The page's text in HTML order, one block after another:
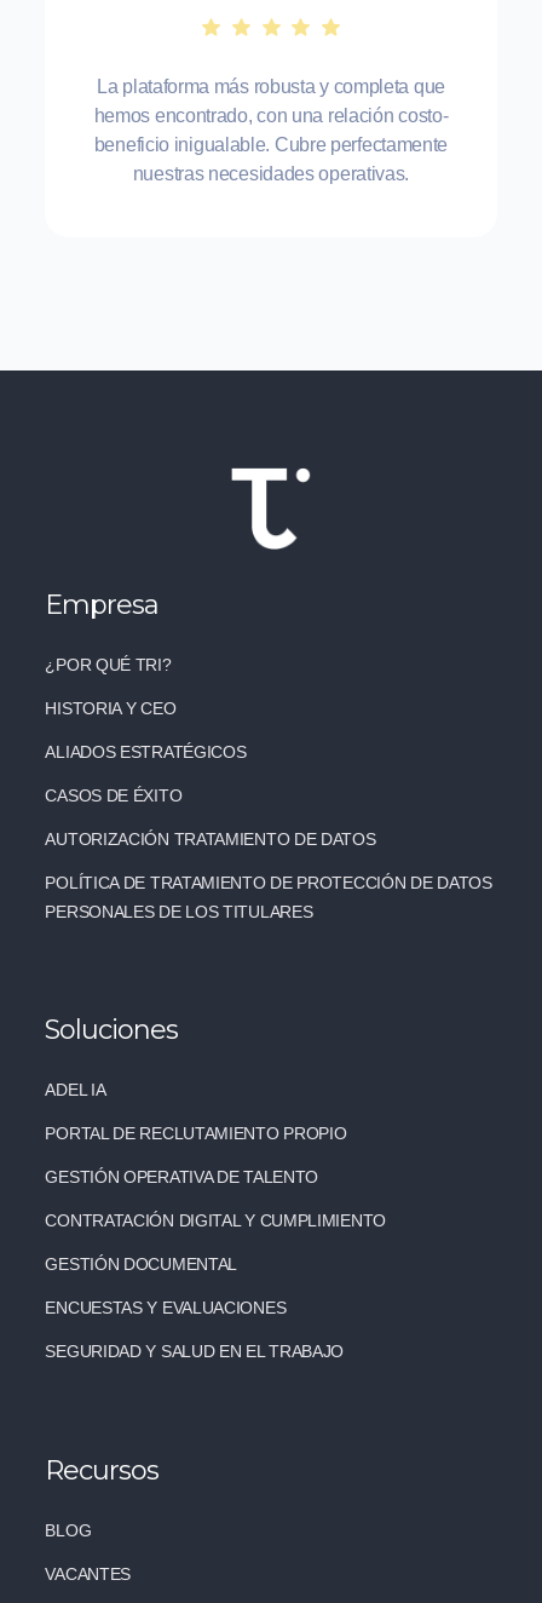
La plataforma más robusta y completa que
hemos encontrado, con una relación costo-
beneficio inigualable. Cubre perfectamente
nuestras necesidades operativas.
Empresa
¿POR QUÉ TRI?
HISTORIA Y CEO
ALIADOS ESTRATÉGICOS
CASOS DE ÉXITO
AUTORIZACIÓN TRATAMIENTO DE DATOS
POLÍTICA DE TRATAMIENTO DE PROTECCIÓN DE DATOS
PERSONALES DE LOS TITULARES
Soluciones
ADEL IA
PORTAL DE RECLUTAMIENTO PROPIO
GESTIÓN OPERATIVA DE TALENTO
CONTRATACIÓN DIGITAL Y CUMPLIMIENTO
GESTIÓN DOCUMENTAL
ENCUESTAS Y EVALUACIONES
SEGURIDAD Y SALUD EN EL TRABAJO
Recursos
BLOG
VACANTES